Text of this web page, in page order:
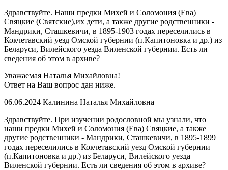
Здравствуйте. Наши предки Михей и Соломония (Ева)
Свяцкие (Святские),их дети, а также другие родственники -
Мандрики, Сташкевичи, в 1895-1903 годах переселились в
Кокчетавский уезд Омской губернии (п.Капитоновка и др.) из
Беларуси, Вилейского уезда Виленской губернии. Есть ли
сведения об этом в архиве?
Уважаемая Наталья Михайловна!
Ответ на Ваш вопрос дан ниже.
06.06.2024 Калинина Наталья Михайловна
Здравствуйте. При изучении родословной мы узнали, что
наши предки Михей и Соломония (Ева) Свяцкие, а также
другие родственники - Мандрики, Сташкевичи, в 1895-1899
годах переселились в Кокчетавский уезд Омской губернии
(п.Капитоновка и др.) из Беларуси, Вилейского уезда
Виленской губернии. Есть ли сведения об этом в архиве?